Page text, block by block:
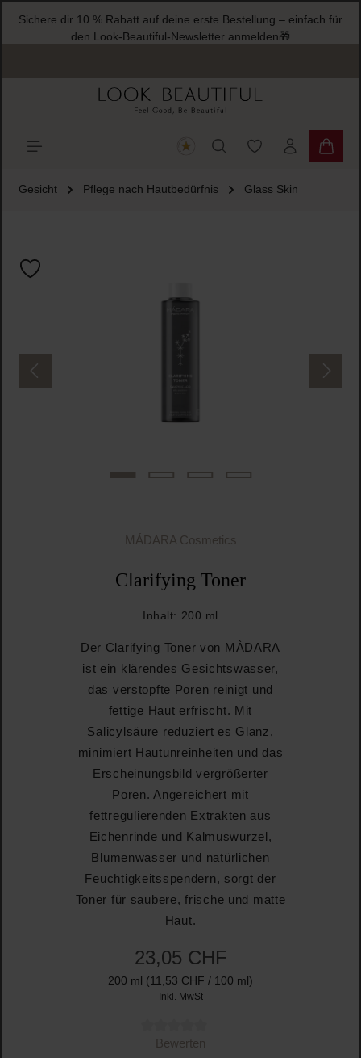
springen
Sichere dir 10 % Rabatt auf deine erste Bestellung – einfach für
den Look-Beautiful-Newsletter anmelden🎁
Du hast 0
Gesicht Pflege nach Hautbedürfnis Glass Skin
MÁDARA Cosmetics
Clarifying Toner
Inhalt: 200 ml
Der Clarifying Toner von MÀDARA
ist ein klärendes Gesichtswasser,
das verstopfte Poren reinigt und
fettige Haut erfrischt. Mit
Salicylsäure reduziert es Glanz,
minimiert Hautunreinheiten und das
Erscheinungsbild vergrößerter
Poren. Angereichert mit
fettregulierenden Extrakten aus
Eichenrinde und Kalmuswurzel,
Blumenwasser und natürlichen
Feuchtigkeitsspendern, sorgt der
Toner für saubere, frische und matte
Haut.
23,05 CHF
200 ml (11,53 CHF / 100 ml)
Inkl. MwSt
Durchschnittliche Bewertung von 0 von 5 Sternen
Bewerten